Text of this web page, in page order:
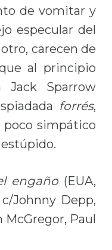
de vomitar y
especular del
carecen de
al principio
Sparrow
forrés,
simpático
engaño (EUA,
Johnny Depp,
Paul